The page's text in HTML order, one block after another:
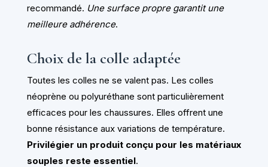
recommandé. Une surface propre garantit une
meilleure adhérence.
Choix de la colle adaptée
Toutes les colles ne se valent pas. Les colles
néoprène ou polyuréthane sont particulièrement
efficaces pour les chaussures. Elles offrent une
bonne résistance aux variations de température.
Privilégier un produit conçu pour les matériaux
souples reste essentiel.